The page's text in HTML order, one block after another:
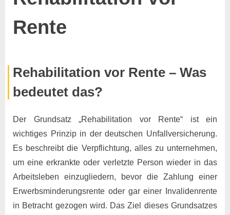
Rente
Posted
on
14.
November
2024
By
Marco
Keine
Kommentarezu
Rehabilitation
Rente
Rehabilitation vor Rente – Was
bedeutet das?
Der Grundsatz „Rehabilitation vor Rente“ ist ein
wichtiges Prinzip in der deutschen Unfallversicherung.
Es beschreibt die Verpflichtung, alles zu unternehmen,
um eine erkrankte oder verletzte Person wieder in das
Arbeitsleben einzugliedern, bevor die Zahlung einer
Erwerbsminderungsrente oder gar einer Invalidenrente
in Betracht gezogen wird. Das Ziel dieses Grundsatzes